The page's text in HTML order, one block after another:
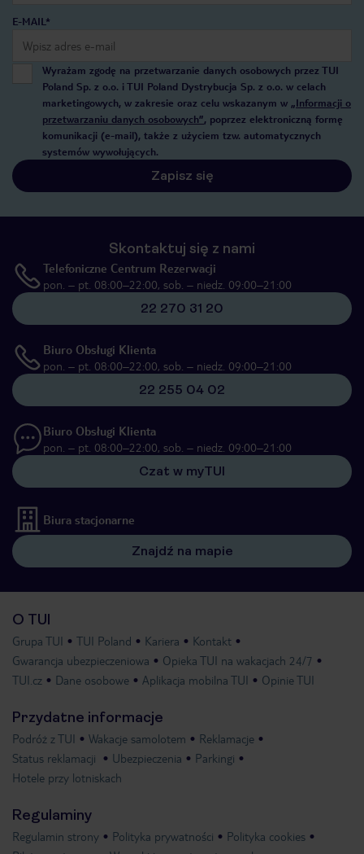
E-MAIL*
Wyrażam zgodę na przetwarzanie danych osobowych przez TUI
Poland Sp. z o.o. i TUI Poland Dystrybucja Sp. z o.o. w celach
marketingowych, w zakresie oraz celu wskazanym w „Informacji o
przetwarzaniu danych osobowych”, poprzez elektroniczną formę
komunikacji (e-mail), także z użyciem tzw. automatycznych
systemów wywołujących.
Zapisz się
Skontaktuj się z nami
Telefoniczne Centrum Rezerwacji
pon. – pt. 08:00–22:00, sob. – niedz. 09:00–21:00
22 270 31 20
Biuro Obsługi Klienta
pon. – pt. 08:00–22:00, sob. – niedz. 09:00–21:00
22 255 04 02
Biuro Obsługi Klienta
pon. – pt. 08:00–22:00, sob. – niedz. 09:00–21:00
Czat w myTUI
Biura stacjonarne
Znajdź na mapie
O TUI
Grupa TUI TUI Poland Kariera
Kontakt
Gwarancja ubezpieczeniowa
Opieka TUI na wakacjach 24/7
TUI.cz
Dane osobowe Aplikacja mobilna TUI Opinie TUI
Przydatne informacje
Podróż z TUI Wakacje samolotem
Reklamacje
Status reklamacji
Ubezpieczenia
Parkingi
Hotele przy lotniskach
Regulaminy
Regulamin strony Polityka prywatności
Polityka cookies